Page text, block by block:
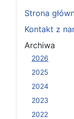
Strona
Kontakt z
Archiwa
2026
2025
2024
2023
2022